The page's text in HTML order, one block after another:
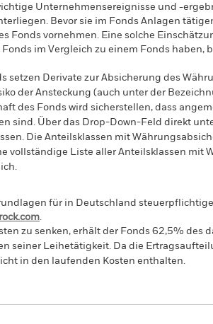
Unternehmensereignisse und -
Bevor sie im Fonds Anlagen
Fonds vornehmen. Eine solche
im Vergleich zu einem Fonds haben,
Derivate zur Absicherung des
der Ansteckung (auch unter der
des Fonds wird sicherstellen, dass
sind. Über das Drop-Down-Feld direkt
Die Anteilsklassen mit
vollständige Liste aller Anteilsklassen mit
für in Deutschland
.
zu senken, erhält der Fonds 62,5% des
seiner Leihetätigkeit. Da die
in den laufenden Kosten enthalten.